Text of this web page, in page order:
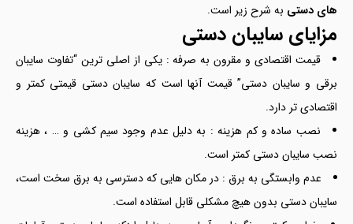
های دستیبه شرح زیر است.
مزایای سایبان دستی
قیمت اقتصادی و مقرون به صرفه : یکی از اصلی ترین “تفاوت سایبان
برقی و سایبان دستی” قیمت آنها است که سایبان دستی قیمتی کمتر و
اقتصادی تر دارد.
نصب ساده و کم هزینه : به دلیل عدم وجود سیم کشی و … ، هزینه
نصب سایبان دستی کمتر است.
عدم وابستگی به برق : در مکان هایی که دسترسی به برق سخت است،
سایبان دستی بدون هیچ مشکلی قابل استفاده است.